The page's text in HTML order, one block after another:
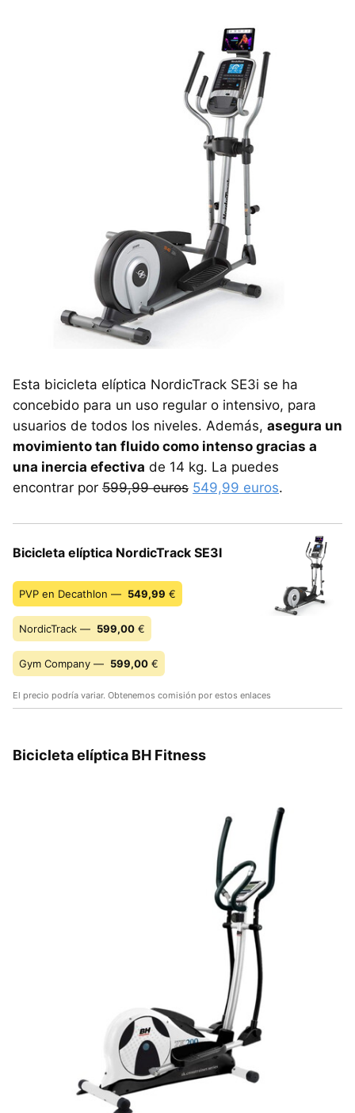
Esta bicicleta elíptica NordicTrack SE3i se ha
concebido para un uso regular o intensivo, para
usuarios de todos los niveles. Además, asegura un
movimiento tan fluido como intenso gracias a
una inercia efectiva de 14 kg. La puedes
encontrar por 599,99 euros 549,99 euros.
Bicicleta elíptica NordicTrack SE3I
PVP en Decathlon — 549,99 €
NordicTrack — 599,00 €
Gym Company — 599,00 €
El precio podría variar. Obtenemos comisión por estos enlaces
Bicicleta elíptica BH Fitness